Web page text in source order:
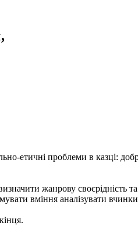
проблеми в казці:
жанрову
вміння аналізувати